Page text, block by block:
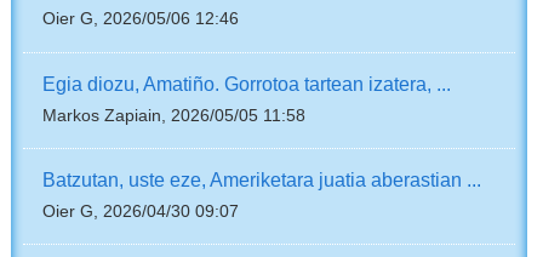
Oier G, 2026/05/06 12:46
Egia diozu, Amatiño. Gorrotoa tartean izatera, ...
Markos Zapiain, 2026/05/05 11:58
Batzutan, uste eze, Ameriketara juatia aberastian ...
Oier G, 2026/04/30 09:07